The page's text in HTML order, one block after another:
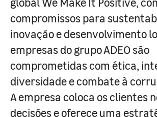
compromissos para
inovação e desenvolvimento
empresas do grupo ADEO são
comprometidas com ética,
diversidade e combate à
A empresa coloca os clientes
decisões e oferece uma